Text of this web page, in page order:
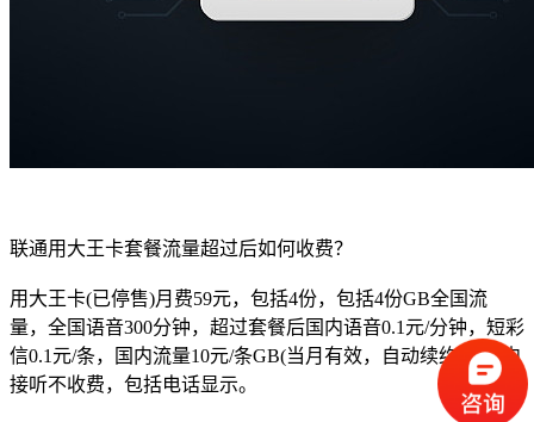
联通用大王卡套餐流量超过后如何收费？
用大王卡(已停售)月费59元，包括4份，包括4份GB全国流
量，全国语音300分钟，超过套餐后国内语音0.1元/分钟，短彩
信0.1元/条，国内流量10元/条GB(当月有效，自动续约)，国内
接听不收费，包括电话显示。